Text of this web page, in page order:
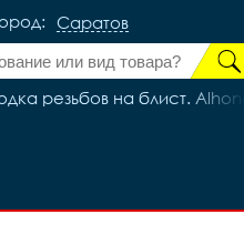
Саратов
резьбов на блист.